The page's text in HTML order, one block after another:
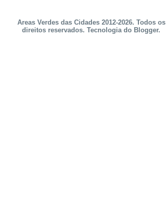
Areas Verdes das Cidades 2012-2026. Todos os
direitos reservados. Tecnologia do Blogger.